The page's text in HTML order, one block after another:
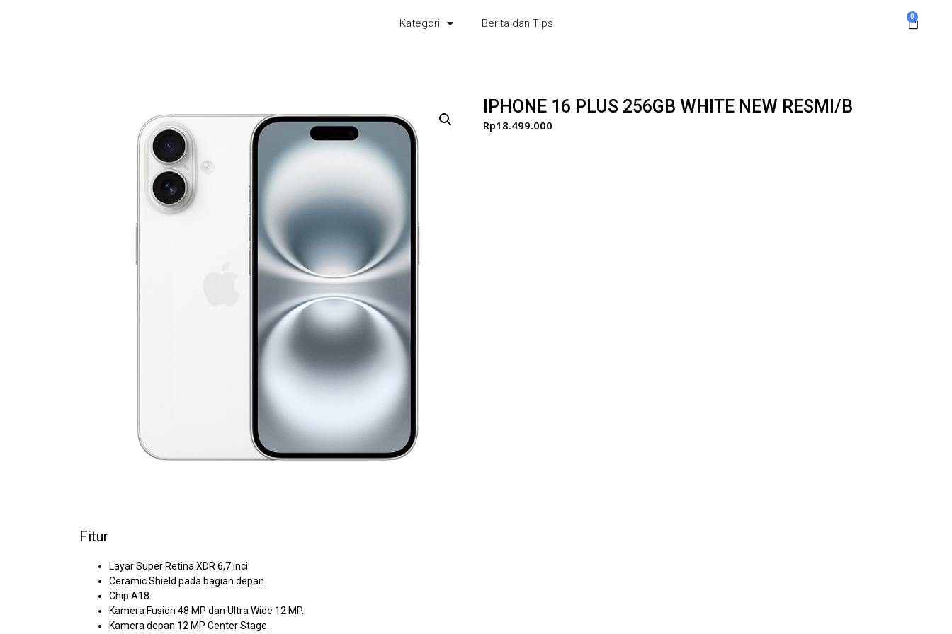
Kategori Berita dan Tips
0
IPHONE 16 PLUS 256GB WHITE NEW RESMI/B
Rp18.499.000
Fitur
Layar Super Retina XDR 6,7 inci.
Ceramic Shield pada bagian depan.
Chip A18.
Kamera Fusion 48 MP dan Ultra Wide 12 MP.
Kamera depan 12 MP Center Stage.